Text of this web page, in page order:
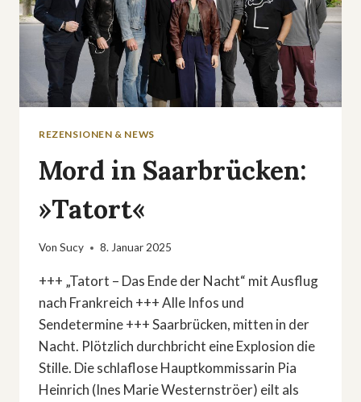
REZENSIONEN & NEWS
Mord in Saarbrücken:
»Tatort«
Von Sucy 8. Januar 2025
+++ „Tatort – Das Ende der Nacht“ mit Ausflug
nach Frankreich +++ Alle Infos und
Sendetermine +++ Saarbrücken, mitten in der
Nacht. Plötzlich durchbricht eine Explosion die
Stille. Die schlaflose Hauptkommissarin Pia
Heinrich (Ines Marie Westernströer) eilt als